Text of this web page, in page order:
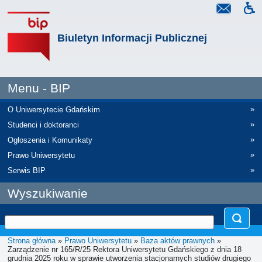
Biuletyn Informacji Publicznej
Menu - BIP
O Uniwersytecie Gdańskim
»
Studenci i doktoranci
»
Ogłoszenia i Komunikaty
»
Prawo Uniwersytetu
»
Serwis BIP
»
Wyszukiwanie
Strona główna» Prawo Uniwersytetu » Baza aktów prawnych »
Zarządzenie nr 165/R/25 Rektora Uniwersytetu Gdańskiego z dnia 18
grudnia 2025 roku w sprawie utworzenia stacjonarnych studiów drugiego